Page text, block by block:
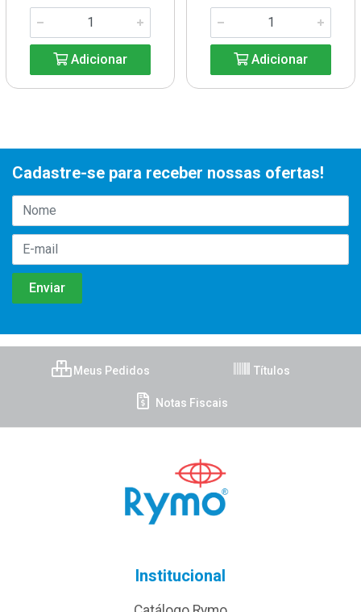
Adicionar Adicionar
Cadastre-se para receber nossas ofertas!
Meus Pedidos Títulos
Notas Fiscais
Institucional